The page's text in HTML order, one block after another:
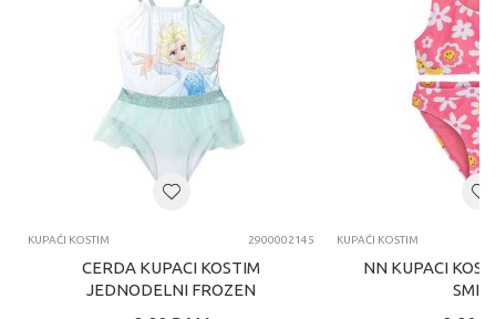
KUPAĆI KOSTIM 2900002145
CERDA KUPACI KOSTIM
JEDNODELNI FROZEN
KUPAĆI KOSTIM
NN KUPACI